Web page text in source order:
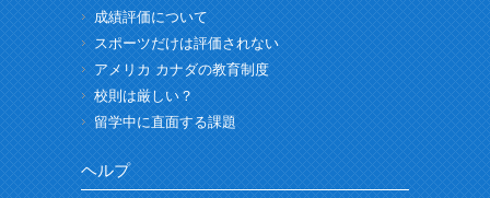
成績評価について
スポーツだけは評価されない
アメリカ カナダの教育制度
校則は厳しい？
留学中に直面する課題
ヘルプ